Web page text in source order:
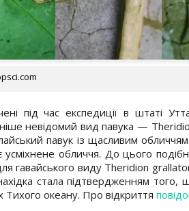
під час експедиції в штаті
невідомий вид павука —
павук із щасливим
обличчя. До цього
гавайського виду Theridion
стала підтвердженням того,
Тихого океану. Про відкриття